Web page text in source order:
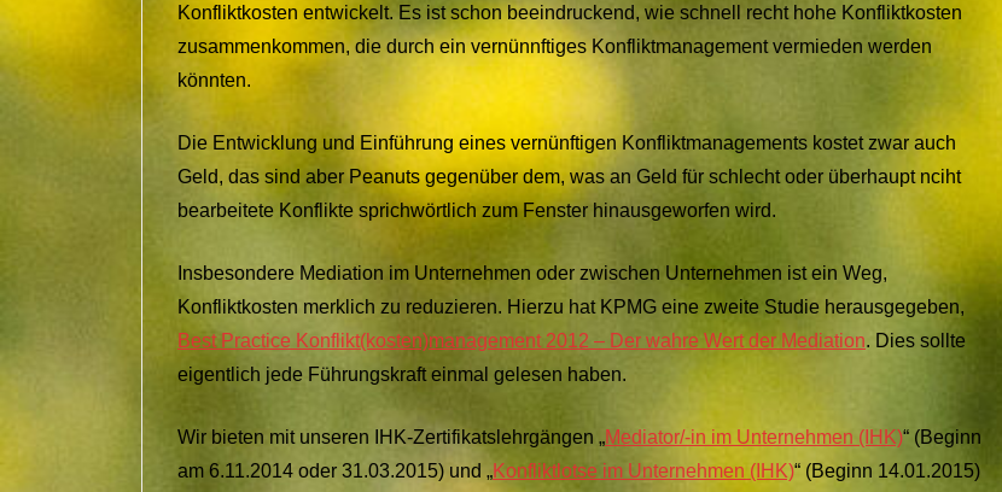
Konfliktkosten entwickelt. Es ist schon beeindruckend, wie schnell recht hohe Konfliktkosten
zusammenkommen, die durch ein vernünnftiges Konfliktmanagement vermieden werden
könnten.
Die Entwicklung und Einführung eines vernünftigen Konfliktmanagements kostet zwar auch
Geld, das sind aber Peanuts gegenüber dem, was an Geld für schlecht oder überhaupt nciht
bearbeitete Konflikte sprichwörtlich zum Fenster hinausgeworfen wird.
Insbesondere Mediation im Unternehmen oder zwischen Unternehmen ist ein Weg,
Konfliktkosten merklich zu reduzieren. Hierzu hat KPMG eine zweite Studie herausgegeben,
Best Practice Konflikt(kosten)management 2012 – Der wahre Wert der Mediation. Dies sollte
eigentlich jede Führungskraft einmal gelesen haben.
Wir bieten mit unseren IHK-Zertifikatslehrgängen „Mediator/-in im Unternehmen (IHK)“ (Beginn
am 6.11.2014 oder 31.03.2015) und „Konfliktlotse im Unternehmen (IHK)“ (Beginn 14.01.2015)